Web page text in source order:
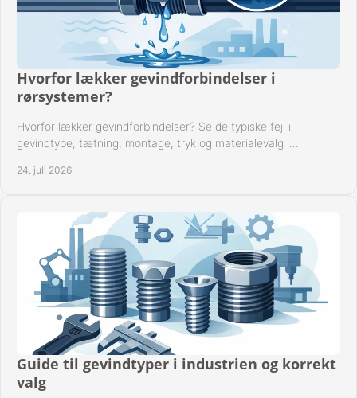
Hvorfor lækker gevindforbindelser i
rørsystemer?
Hvorfor lækker gevindforbindelser? Se de typiske fejl i
gevindtype, tætning, montage, tryk og materialevalg i
24. juli 2026
Guide til gevindtyper i industrien og korrekt
valg